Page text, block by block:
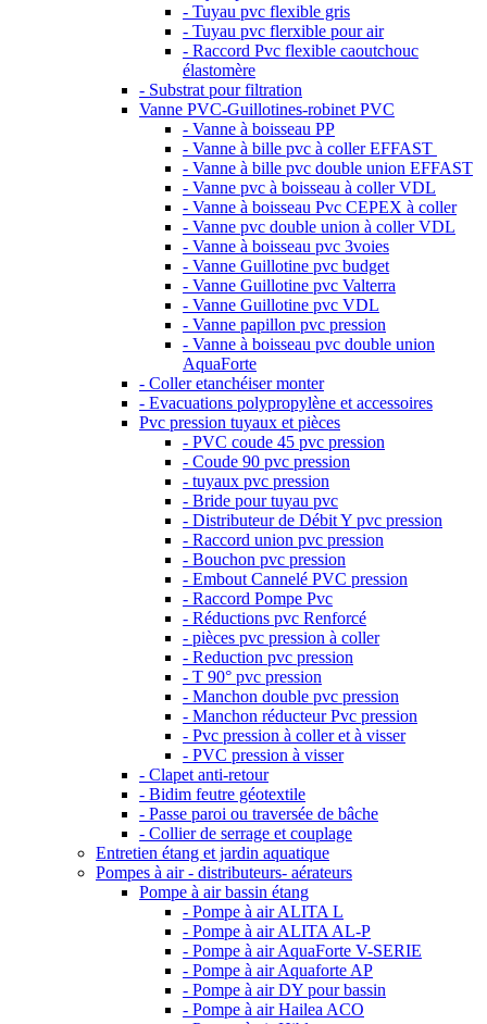
- Tuyau pvc flexible gris
- Tuyau pvc flerxible pour air
- Raccord Pvc flexible caoutchouc
élastomère
- Substrat pour filtration
Vanne PVC-Guillotines-robinet PVC
- Vanne à boisseau PP
- Vanne à bille pvc à coller EFFAST
- Vanne à bille pvc double union EFFAST
- Vanne pvc à boisseau à coller VDL
- Vanne à boisseau Pvc CEPEX à coller
- Vanne pvc double union à coller VDL
- Vanne à boisseau pvc 3voies
- Vanne Guillotine pvc budget
- Vanne Guillotine pvc Valterra
- Vanne Guillotine pvc VDL
- Vanne papillon pvc pression
- Vanne à boisseau pvc double union
AquaForte
- Coller etanchéiser monter
- Evacuations polypropylène et accessoires
Pvc pression tuyaux et pièces
- PVC coude 45 pvc pression
- Coude 90 pvc pression
- tuyaux pvc pression
- Bride pour tuyau pvc
- Distributeur de Débit Y pvc pression
- Raccord union pvc pression
- Bouchon pvc pression
- Embout Cannelé PVC pression
- Raccord Pompe Pvc
- Réductions pvc Renforcé
- pièces pvc pression à coller
- Reduction pvc pression
- T 90° pvc pression
- Manchon double pvc pression
- Manchon réducteur Pvc pression
- Pvc pression à coller et à visser
- PVC pression à visser
- Clapet anti-retour
- Bidim feutre géotextile
- Passe paroi ou traversée de bâche
- Collier de serrage et couplage
Entretien étang et jardin aquatique
Pompes à air - distributeurs- aérateurs
Pompe à air bassin étang
- Pompe à air ALITA L
- Pompe à air ALITA AL-P
- Pompe à air AquaForte V-SERIE
- Pompe à air Aquaforte AP
- Pompe à air DY pour bassin
- Pompe à air Hailea ACO